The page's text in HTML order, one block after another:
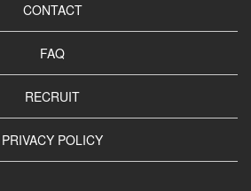
CONTACT
FAQ
RECRUIT
PRIVACY POLICY